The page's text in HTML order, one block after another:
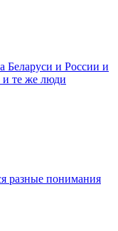
Беларуси и России и
и те же люди
разные понимания